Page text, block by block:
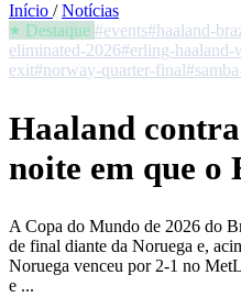
Início / Notícias
Destaque #events#haaland-
eliminated-2026#erling-haaland-
exit#norway-quarter-final
Haaland
noite em que o
A Copa do Mundo de 2026 do
de final diante da Noruega e,
Noruega venceu por 2-1 no
e ...